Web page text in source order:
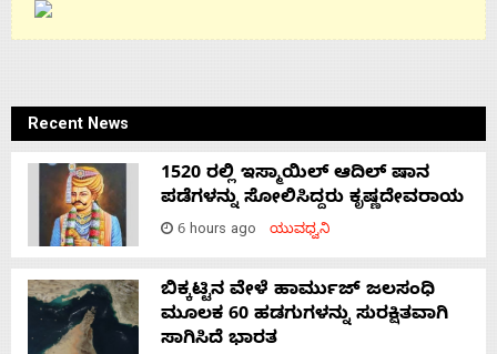
Recent News
1520 ರಲ್ಲಿ ಇಸ್ಮಾಯಿಲ್ ಆದಿಲ್ ಷಾನ
ಪಡೆಗಳನ್ನು ಸೋಲಿಸಿದ್ದರು ಕೃಷ್ಣದೇವರಾಯ
6 hours ago ಯುವಧ್ವನಿ
ಬಿಕ್ಕಟ್ಟಿನ ವೇಳೆ ಹಾರ್ಮುಜ್ ಜಲಸಂಧಿ
ಮೂಲಕ 60 ಹಡಗುಗಳನ್ನು ಸುರಕ್ಷಿತವಾಗಿ
ಸಾಗಿಸಿದೆ ಭಾರತ